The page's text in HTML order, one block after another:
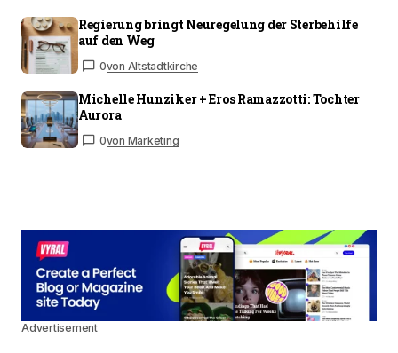
Regierung bringt Neuregelung der Sterbehilfe
auf den Weg
0von Altstadtkirche
Michelle Hunziker + Eros Ramazzotti: Tochter
Aurora
0von Marketing
Advertisement